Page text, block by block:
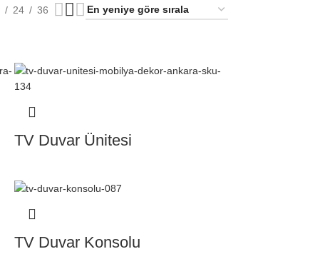
24 36
TV Duvar Ünitesi
TV Duvar Konsolu